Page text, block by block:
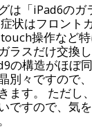
は「iPad6のガ
状はフロント
操作など
ラスだけ交換し
の構造がほぼ同
別々ですので
ます。 ただし
ですので、気